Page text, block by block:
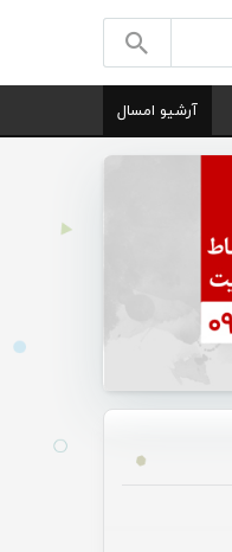
آرشیو امسال